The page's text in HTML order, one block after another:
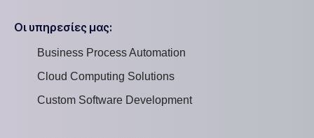
Οι υπηρεσίες μας:
Business Process Automation
Cloud Computing Solutions
Custom Software Development